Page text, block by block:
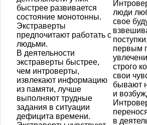
быстрее развивается
состояние монотонны.
Экстраверты
предпочитают работать с
людьми.
В деятельности
экстраверты быстрее,
чем интроверты,
извлекают информацию
из памяти, лучше
выполняют трудные
задания в ситуации
дефицита времени.
люди
свое
первым
строго
свои
бывают
и
в